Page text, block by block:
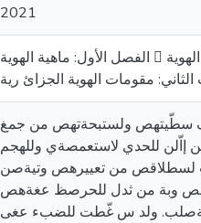
2021
الفصل الأول: ماهية الهوية  المبحث الأول: مفهوم الهوية المطلب الأول: تعريف الهوية لغة واصطلاحا المطلب الثاني: أنواع الهوية 
الثاني: مقومات الهوية الجزائ رية
سطّيتهص ولستبحةتهص من جمغ
للحدي لاستعمصةي وللهجم
لسطلاقص من تعييرهص وتيةصن
وبة من ثدل للحرصظ عغةهص
ولد س غّطت للضبء عغى